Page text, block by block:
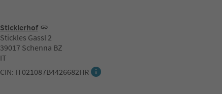
Sticklerhof
Stickles Gassl 2
39017 Schenna BZ
IT
CIN: IT021087B4426682HR